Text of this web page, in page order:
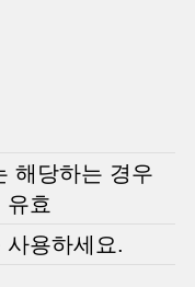
해당하는 경우
유효
사용하세요.